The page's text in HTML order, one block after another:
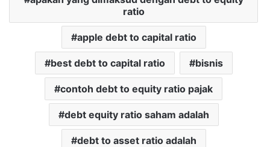
ratio
apple debt to capital ratio
best debt to capital ratio bisnis
contoh debt to equity ratio pajak
debt equity ratio saham adalah
debt to asset ratio adalah